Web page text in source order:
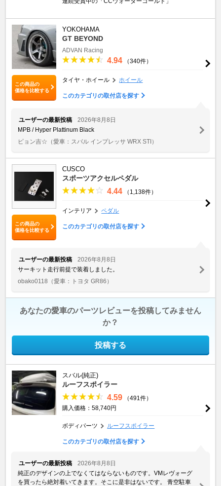
この商品の
価格を比較する
YOKOHAMA
GT BEYOND
ADVAN Racing
4.94 （340件）
タイヤ・ホイール ホイール
このカテゴリの取付店を探す
ユーザーの最新投稿
2026年8月8日
MPB / Hyper Plattinum Black
ピョン吉☆ （愛車：スバル インプレッサ WRX STI）
この商品の
価格を比較する
CUSCO
スポーツアクセルペダル
4.44 （1,138件）
インテリア ペダル
このカテゴリの取付店を探す
ユーザーの最新投稿
2026年8月8日
サーキット走行前提で装着しました。
obako0118 （愛車：トヨタ GR86）
あなたの愛車のパーツレビューを投稿してみません
か？
投稿する
スバル(純正)
ルーフスポイラー
4.59
（491件）
購入価格：58,740円
ボディパーツ ルーフスポイラー
このカテゴリの取付店を探す
ユーザーの最新投稿
2026年8月8日
純正のデザインの上でなくてはならないものです。VMレヴォーグ
を買ったら絶対着いてきます。そこに是非はないです。 青空駐車